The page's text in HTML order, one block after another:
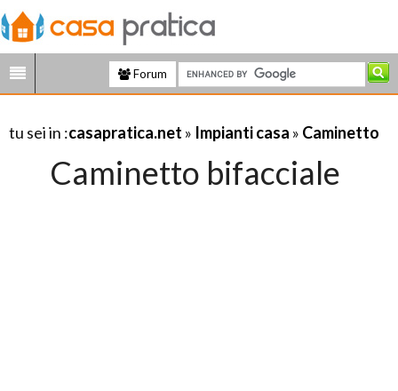
Forum
tu sei in :casapratica.net » Impianti casa » Caminetto
Caminetto bifacciale